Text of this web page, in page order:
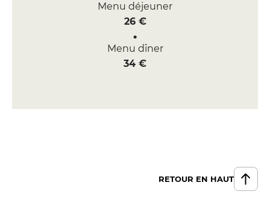
Menu déjeuner
26 €
Menu dîner
34 €
RETOUR EN HAUT